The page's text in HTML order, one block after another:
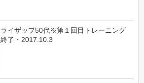
ライザップ50代※第１回目トレーニング
終了・2017.10.3